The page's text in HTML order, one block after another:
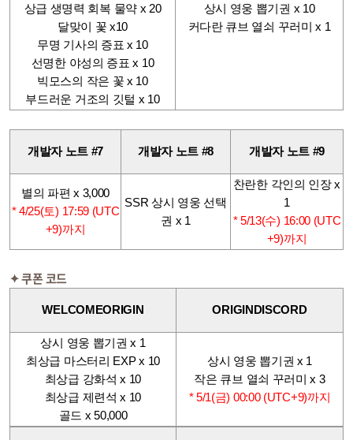
상급 생명력 회복 물약 x 20
달맞이 꽃 x10
무명 기사의 증표 x 10
선명한 야성의 증표 x 10
빅모스의 작은 꽃 x 10
부드러운 거조의 깃털 x 10
상시 영웅 뽑기권 x 10
커다란 큐브 열쇠 꾸러미 x 1
개발자 노트 #7 개발자 노트 #8 개발자 노트 #9
별의 파편 x 3,000
* 4/25(토) 17:59 (UTC
+9)까지
SSR 상시 영웅 선택
권 x 1
찬란한 각인의 인장 x
1
* 5/13(수) 16:00 (UTC
+9)까지
✦ 쿠폰 코드
WELCOMEORIGIN ORIGINDISCORD
상시 영웅 뽑기권 x 1
최상급 마스터리 EXP x 10
최상급 강화석 x 10
최상급 제련석 x 10
골드 x 50,000
상시 영웅 뽑기권 x 1
작은 큐브 열쇠 꾸러미 x 3
* 5/1(금) 00:00 (UTC+9)까지